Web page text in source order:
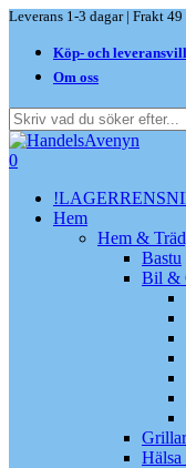
Skip
main
content
Leverans 1-3 dagar | Frakt
Köp- och
Om oss
Close
Search
search
0
Hem
Hem &
Bastu
Bil &
Grillar